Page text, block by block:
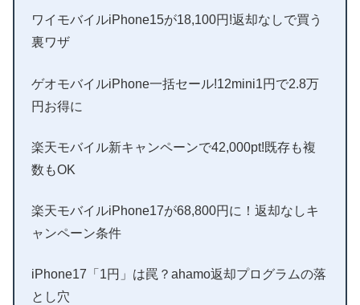
ワイモバイルiPhone15が18,100円!返却なしで買う
裏ワザ
ゲオモバイルiPhone一括セール!12mini1円で2.8万
円お得に
楽天モバイル新キャンペーンで42,000pt!既存も複
数もOK
楽天モバイルiPhone17が68,800円に！返却なしキ
ャンペーン条件
iPhone17「1円」は罠？ahamo返却プログラムの落
とし穴